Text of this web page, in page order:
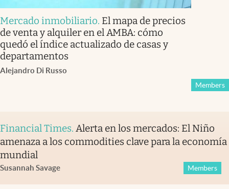
Mercado inmobiliario. El mapa de precios
de venta y alquiler en el AMBA: cómo
quedó el índice actualizado de casas y
departamentos
Alejandro Di Russo
Members
Financial Times. Alerta en los mercados: El Niño
amenaza a los commodities clave para la economía
mundial
Susannah Savage Members